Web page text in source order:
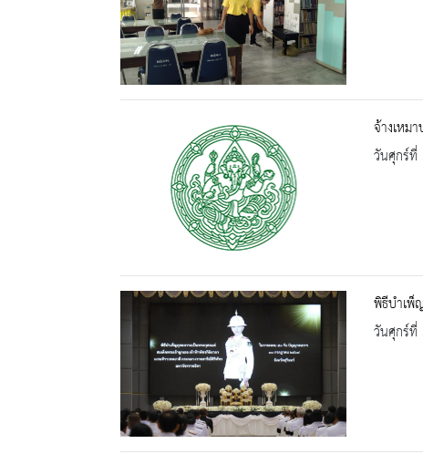
จ้างเหม
วันศุกร์ที่
พิธีบำเพ็
วันศุกร์ที่